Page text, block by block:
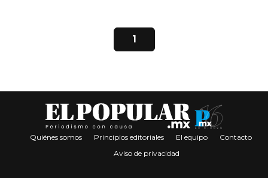
1
Quiénes somos Principios editoriales El equipo
Contacto
Aviso de privacidad